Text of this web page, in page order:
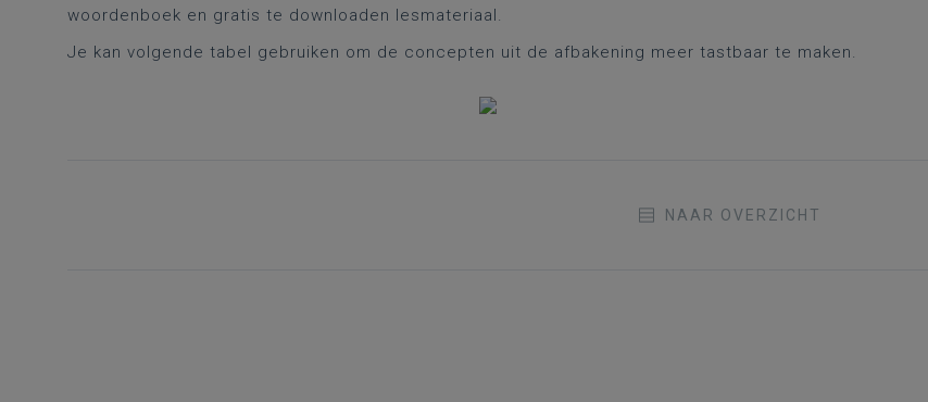
woordenboek en gratis te downloaden lesmateriaal.
Je kan volgende tabel gebruiken om de concepten uit de afbakening meer tastbaar te maken.
NAAR OVERZICHT